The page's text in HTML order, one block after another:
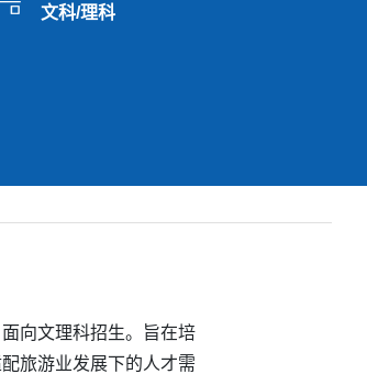
文科/理科
向文理科招生。旨在培
旅游业发展下的人才需